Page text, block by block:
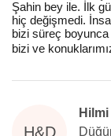
Şahin bey ile. İlk
hiç değişmedi.
bizi süreç boyunca
bizi ve
H&D